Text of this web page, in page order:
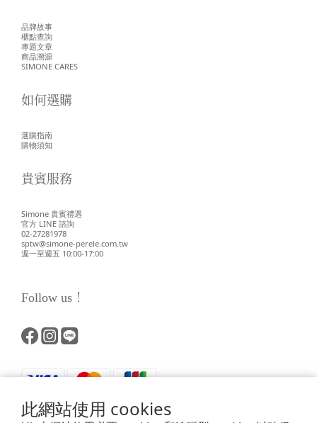
此網站使用 cookies
品牌故事
櫃點查詢
專題文章
商品溯源
SIMONE CARES
如何選購
選購指南
購物須知
貴賓服務
Simone 貴賓禮遇
官方 LINE 諮詢
02-27281978
sptw@simone-perele.com.tw
週一至週五 10:00-17:00
Follow us！